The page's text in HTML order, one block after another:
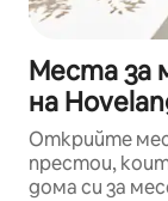
Места за
на
Открийте
престои,
дома си за